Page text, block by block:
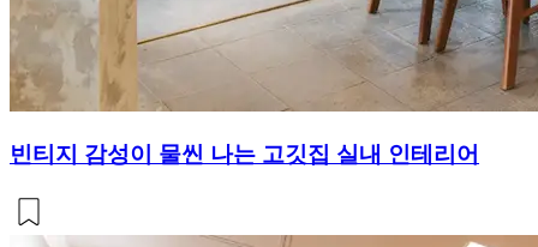
빈티지 감성이 물씬 나는 고깃집 실내 인테리어